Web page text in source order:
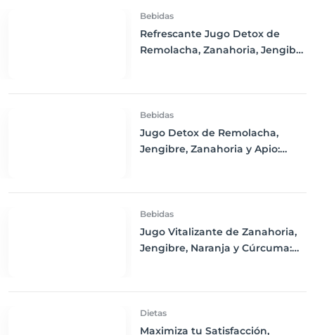
Bebidas
Refrescante Jugo Detox de
Remolacha, Zanahoria, Jengibre
Bebidas
Jugo Detox de Remolacha,
Jengibre, Zanahoria y Apio:
Bebidas
Jugo Vitalizante de Zanahoria,
Jengibre, Naranja y Cúrcuma:
Dietas
Maximiza tu Satisfacción,